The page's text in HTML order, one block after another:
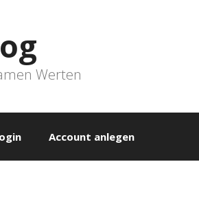
Werten
Account anlegen